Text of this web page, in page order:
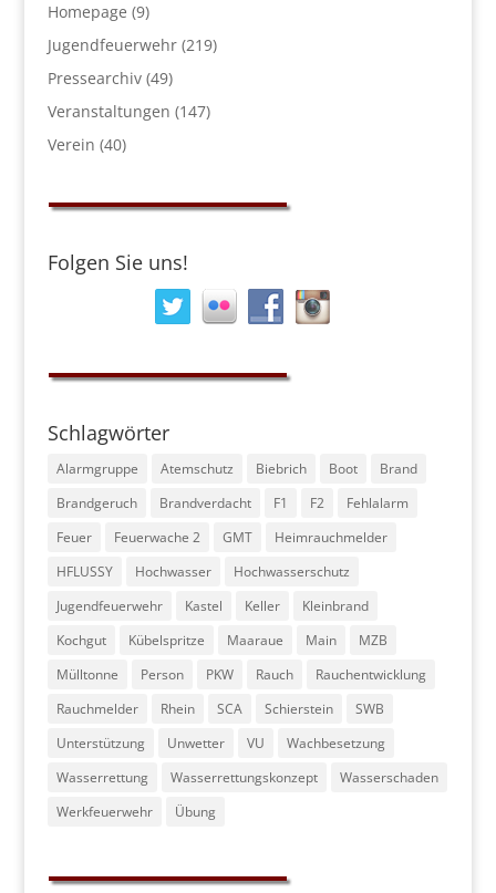
Homepage (9)
Jugendfeuerwehr(219)
Pressearchiv(49)
Veranstaltungen (147)
Verein (40)
Folgen Sie uns!
Schlagwörter
Alarmgruppe Atemschutz Biebrich Boot
Brand
Brandgeruch
Brandverdacht F1 F2
Fehlalarm
Feuer
Feuerwache 2 GMT
Heimrauchmelder
HFLUSSY
Hochwasser
Hochwasserschutz
Jugendfeuerwehr
Kastel Keller
Kleinbrand
Kochgut
Kübelspritze Maaraue Main
MZB
Mülltonne
Person PKW Rauch
Rauchentwicklung
Rauchmelder
Rhein SCA Schierstein
SWB
Unterstützung
Unwetter VU
Wachbesetzung
Wasserrettung
Wasserrettungskonzept
Wasserschaden
Werkfeuerwehr
Übung